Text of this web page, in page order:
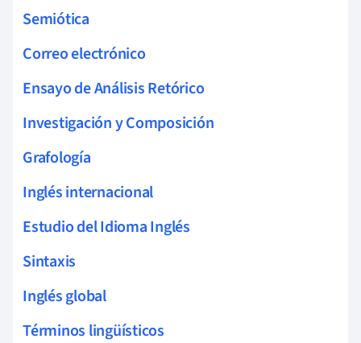
Semiótica
Correo electrónico
Ensayo de Análisis Retórico
Investigación y Composición
Grafología
Inglés internacional
Estudio del Idioma Inglés
Sintaxis
Inglés global
Términos lingüísticos